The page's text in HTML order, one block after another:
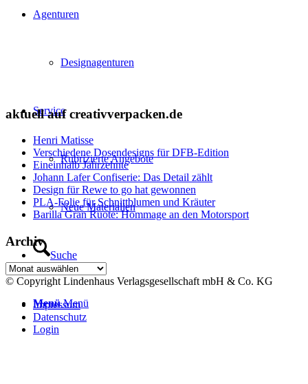
Agenturen
Designagenturen
Service
Rubrizierte Angebote
Neue Materialien
Suche
Menü Menü
aktuell auf creativverpacken.de
Henri Matisse
Verschiedene Dosendesigns für DFB-Edition
Eineinhalb Jahrzehnte
Johann Lafer Confiserie: Das Detail zählt
Design für Rewe to go hat gewonnen
PLA-Folie für Schnittblumen und Kräuter
Barilla Gran Ruote: Hommage an den Motorsport
Archiv
Archiv
© Copyright Lindenhaus Verlagsgesellschaft mbH & Co. KG
Impressum
Datenschutz
Login